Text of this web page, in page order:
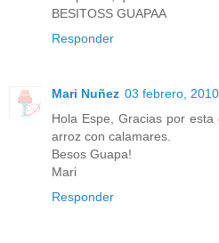
BESITOSS GUAPAA
Responder
Mari Nuñez 03 febrero,
Hola Espe, Gracias por
arroz con calamares.
Besos Guapa!
Mari
Responder